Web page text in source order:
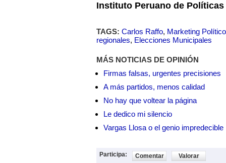
Instituto Peruano de Políticas
TAGS: Carlos Raffo, Marketing Político
regionales, Elecciones Municipales
MÁS NOTICIAS DE OPINIÓN
Firmas falsas, urgentes precisiones
A más partidos, menos calidad
No hay que voltear la página
Le dedico mi silencio
Vargas Llosa o el genio impredecible
Participa: Comentar Valorar